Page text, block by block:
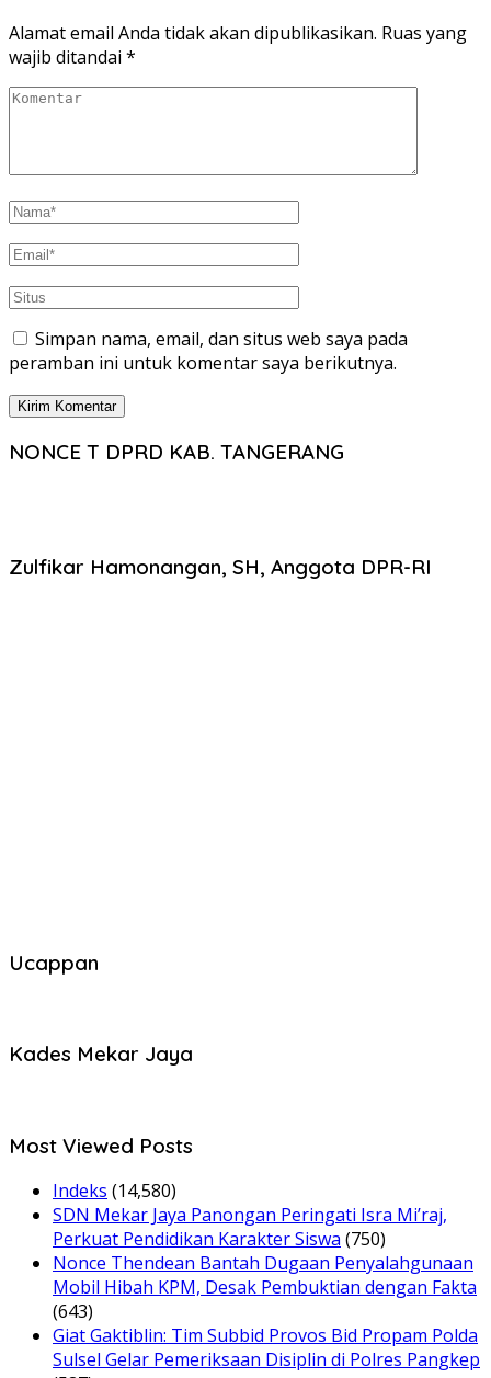
Alamat email Anda tidak akan dipublikasikan. Ruas yang
wajib ditandai *
Simpan nama, email, dan situs web saya pada
peramban ini untuk komentar saya berikutnya.
NONCE T DPRD KAB. TANGERANG
Zulfikar Hamonangan, SH, Anggota DPR-RI
Ucappan
Kades Mekar Jaya
Most Viewed Posts
Indeks (14,580)
SDN Mekar Jaya Panongan Peringati Isra Mi’raj,
Perkuat Pendidikan Karakter Siswa (750)
Nonce Thendean Bantah Dugaan Penyalahgunaan
Mobil Hibah KPM, Desak Pembuktian dengan Fakta
(643)
Giat Gaktiblin: Tim Subbid Provos Bid Propam Polda
Sulsel Gelar Pemeriksaan Disiplin di Polres Pangkep